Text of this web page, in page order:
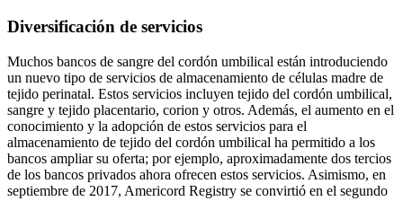
Diversificación de servicios
Muchos bancos de sangre del cordón umbilical están introduciendo
un nuevo tipo de servicios de almacenamiento de células madre de
tejido perinatal. Estos servicios incluyen tejido del cordón umbilical,
sangre y tejido placentario, corion y otros. Además, el aumento en el
conocimiento y la adopción de estos servicios para el
almacenamiento de tejido del cordón umbilical ha permitido a los
bancos ampliar su oferta; por ejemplo, aproximadamente dos tercios
de los bancos privados ahora ofrecen estos servicios. Asimismo, en
septiembre de 2017, Americord Registry se convirtió en el segundo